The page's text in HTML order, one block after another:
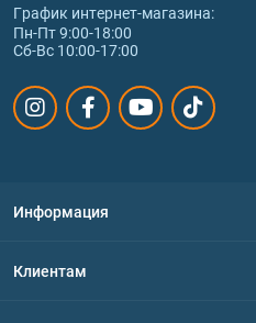
График интернет‑магазина:
Пн-Пт 9:00-18:00
Сб-Вс 10:00-17:00
Информация
Клиентам